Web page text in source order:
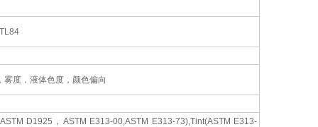
度，液体色度，颜色偏向
D1925，ASTM E313-00,ASTM E313-73),Tint(ASTM E313-